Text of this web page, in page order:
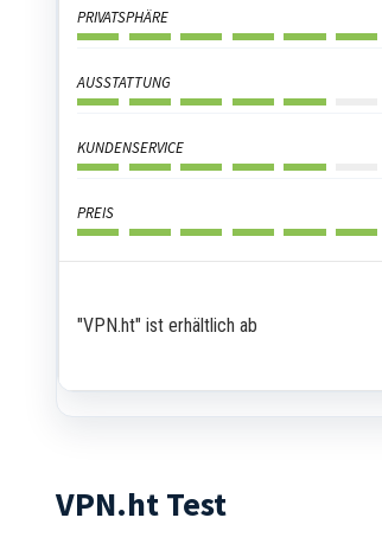
PRIVATSPHÄRE
AUSSTATTUNG
KUNDENSERVICE
PREIS
"VPN.ht" ist erhältlich ab
VPN.ht Test